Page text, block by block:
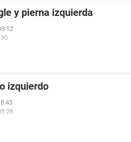
y pierna izquierda
izquierdo